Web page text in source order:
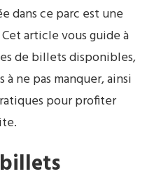
dans ce parc est une
article vous guide à
de billets disponibles,
ne pas manquer, ainsi
pour profiter